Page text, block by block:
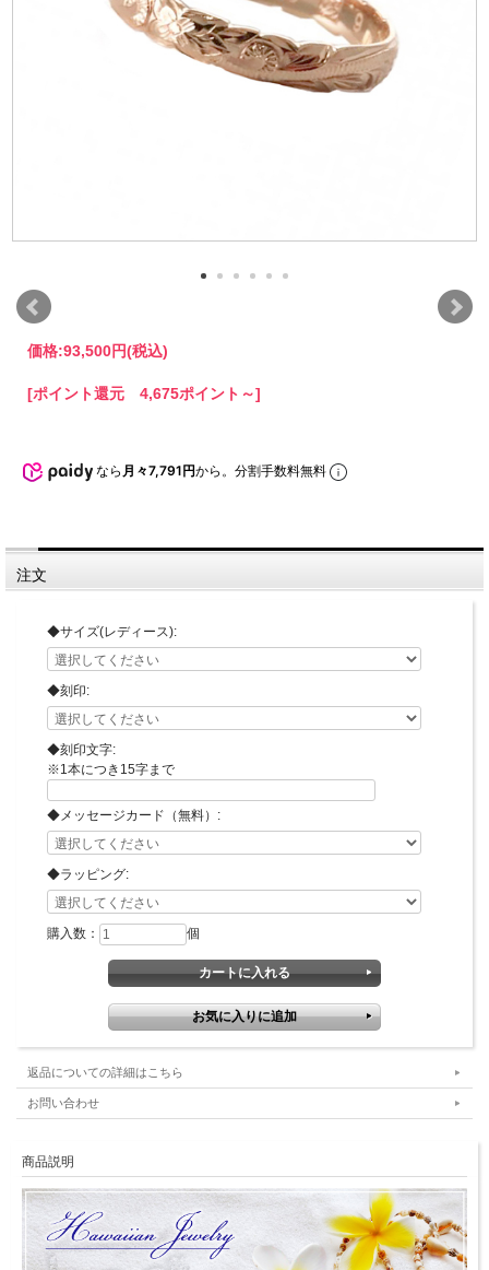
価格:93,500円(税込)
[ポイント還元 4,675ポイント～]
なら 月々7,791円から。分割手数料無料
注文
◆サイズ(レディース):
◆刻印:
◆刻印文字:
※1本につき15字まで
◆メッセージカード（無料）:
◆ラッピング:
購入数： 個
返品についての詳細はこちら
お問い合わせ
商品説明